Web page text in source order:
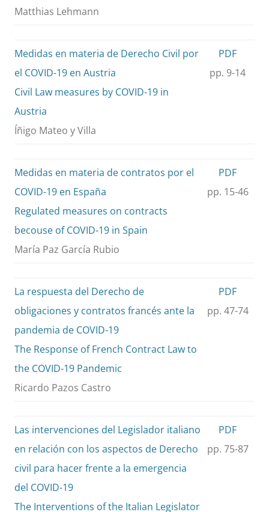
Matthias Lehmann
Medidas en materia de Derecho Civil por
el COVID-19 en Austria
Civil Law measures by COVID-19 in
Austria
Íñigo Mateo y Villa
PDF
pp. 9-14
Medidas en materia de contratos por el
COVID-19 en España
Regulated measures on contracts
becouse of COVID-19 in Spain
María Paz García Rubio
PDF
pp. 15-46
La respuesta del Derecho de
obligaciones y contratos francés ante la
pandemia de COVID-19
The Response of French Contract Law to
the COVID-19 Pandemic
Ricardo Pazos Castro
PDF
pp. 47-74
Las intervenciones del Legislador italiano
en relación con los aspectos de Derecho
civil para hacer frente a la emergencia
del COVID-19
The Interventions of the Italian Legislator
PDF
pp. 75-87